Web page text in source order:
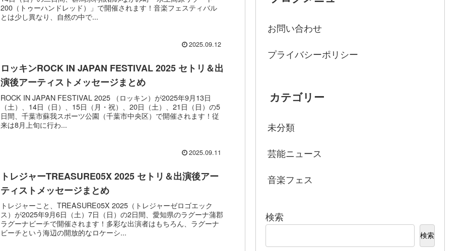
200（トゥーハンドレッド）」で開催されます！音楽フェスティバル
とは少し異なり、自然の中で...
2025.09.12
ロッキンROCK IN JAPAN FESTIVAL 2025 セトリ＆出
演後アーティストメッセージまとめ
ROCK IN JAPAN FESTIVAL 2025 （ロッキン）が2025年9月13日
（土）、14日（日）、15日（月・祝）、20日（土）、21日（日）の5
日間、千葉市蘇我スポーツ公園（千葉市中央区）で開催されます！従
来は8月上旬に行わ...
2025.09.11
トレジャーTREASURE05X 2025 セトリ＆出演後アー
ティストメッセージまとめ
トレジャーこと、TREASURE05X 2025（トレジャーゼロゴエック
ス）が2025年9月6日（土）7日（日）の2日間、愛知県のラグーナ蒲郡
ラグーナビーチで開催されます！多彩な出演者はもちろん、ラグーナ
ビーチという海辺の開放的なロケーシ...
お問い合わせ
プライバシーポリシー
カテゴリー
未分類
芸能ニュース
音楽フェス
検索
検索